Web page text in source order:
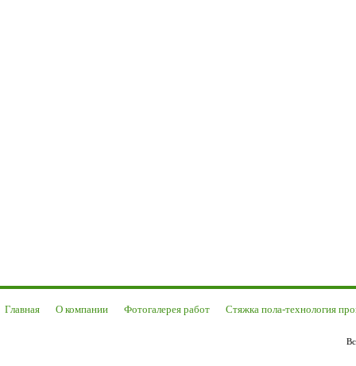
Главная О компании Фотогалерея работ Стяжка пола-технология